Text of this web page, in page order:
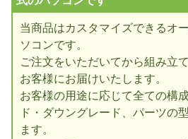
当商品はカスタマイズできるオ
ソコンです。
ご注文をいただいてから組み立
お客様にお届けいたします。
お客様の用途に応じて全ての構
ド・ダウングレード、パーツの
ます。